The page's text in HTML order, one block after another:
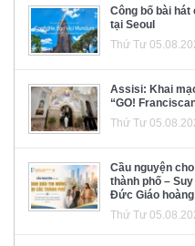
Công bố bài hát
tại Seoul
Thứ Tư
Assisi: Khai
“GO!
Thứ Tư
Cầu nguyện
thành phố –
Đức Giáo
Thứ Tư